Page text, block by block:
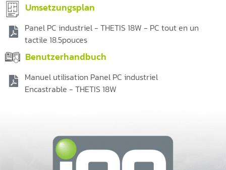
Umsetzungsplan
Panel PC industriel - THETIS 18W - PC tout en un
tactile 18.5pouces
Benutzerhandbuch
Manuel utilisation Panel PC industriel
Encastrable - THETIS 18W